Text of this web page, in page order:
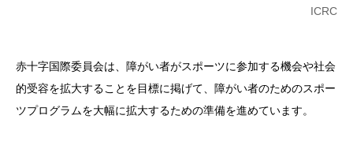
ICRC
赤十字国際委員会は、障がい者がスポーツに参加する機会や社会
的受容を拡大することを目標に掲げて、障がい者のためのスポー
ツプログラムを大幅に拡大するための準備を進めています。